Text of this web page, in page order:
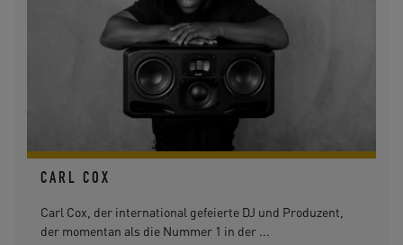
CARL COX
Carl Cox, der international gefeierte DJ und Produzent,
der momentan als die Nummer 1 in der ...